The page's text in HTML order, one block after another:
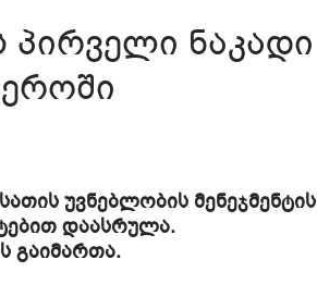
პირველი ნაკადი
უვნებლობის მენეჯმენტის
დაასრულა.
გაიმართა.